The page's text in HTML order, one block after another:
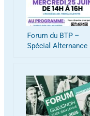
Forum du BTP –
Spécial Alternance